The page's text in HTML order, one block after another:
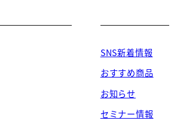
SNS新着情報
おすすめ商品
お知らせ
セミナー情報